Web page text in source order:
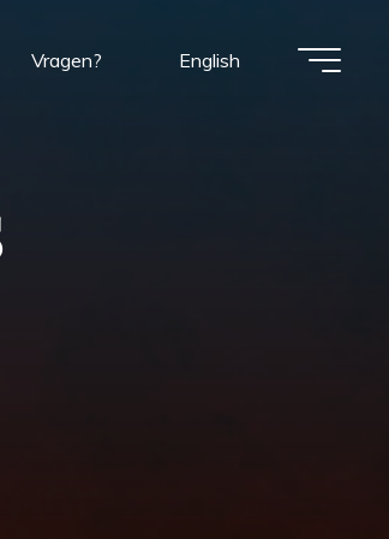
Vragen? English